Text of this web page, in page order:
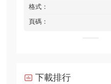
格式：
頁碼：
下載排行